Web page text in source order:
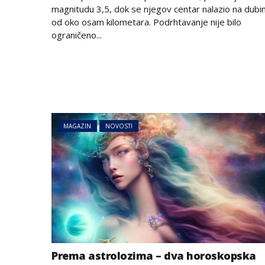
magnitudu 3,5, dok se njegov centar nalazio na
od oko osam kilometara. Podrhtavanje nije bilo
ograničeno...
MAGAZIN NOVOSTI
Prema astrolozima – dva horoskopska
AUSTRIJA NOVOSTI
Zemljotres u
se kreveti i
u Tirolu